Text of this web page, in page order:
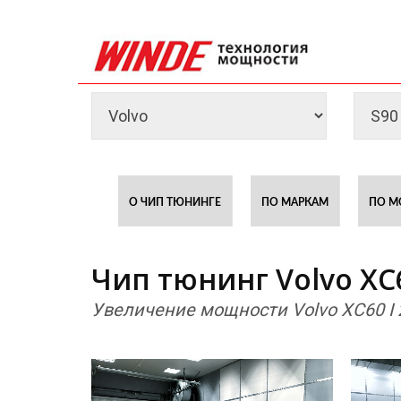
О ЧИП ТЮНИНГЕ ПО МАРКАМ ПО
Чип тюнинг Volvo
Увеличение мощности Volvo XC60 I